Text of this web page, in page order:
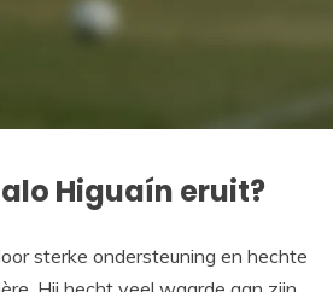
Higuaín eruit?
sterke ondersteuning en hechte